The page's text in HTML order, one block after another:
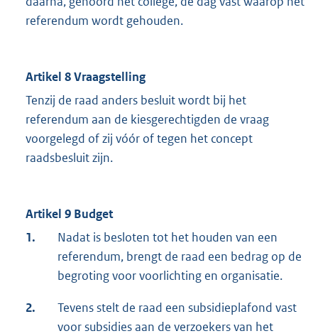
referendum wordt gehouden.
Artikel 8 Vraagstelling
Tenzij de raad anders besluit wordt bij het
referendum aan de kiesgerechtigden de vraag
voorgelegd of zij vóór of tegen het concept
raadsbesluit zijn.
Artikel 9 Budget
1.
Nadat is besloten tot het houden van een
referendum, brengt de raad een bedrag op de
begroting voor voorlichting en organisatie.
2.
Tevens stelt de raad een subsidieplafond vast
voor subsidies aan de verzoekers van het